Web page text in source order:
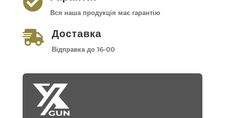
Вся наша продукція має гарантію
 Доставка
Відправка до 16-00